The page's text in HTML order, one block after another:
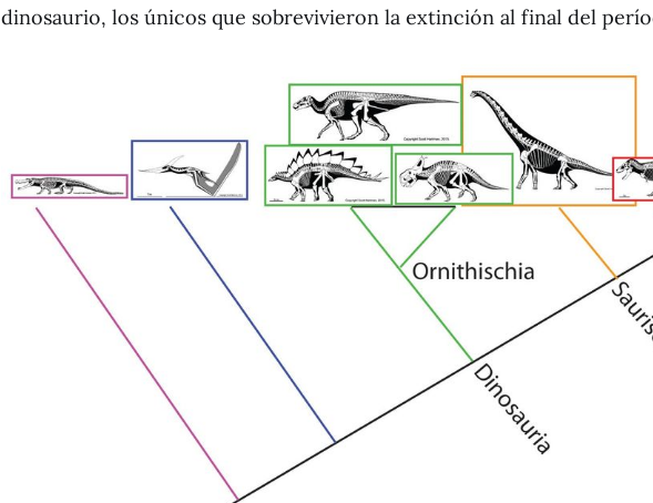
dinosaurio, los únicos que sobrevivieron la extinción al final del